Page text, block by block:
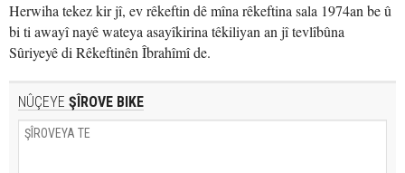
Herwiha tekez kir jî, ev rêkeftin dê mîna rêkeftina sala 1974an be û
bi ti awayî nayê wateya asayîkirina têkiliyan an jî tevlîbûna
Sûriyeyê di Rêkeftinên Îbrahîmî de.
NÛÇEYE ŞÎROVE BIKE